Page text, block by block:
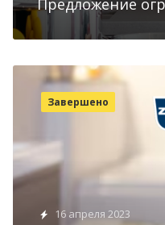
Предложение
16 апреля 2023
Завершено